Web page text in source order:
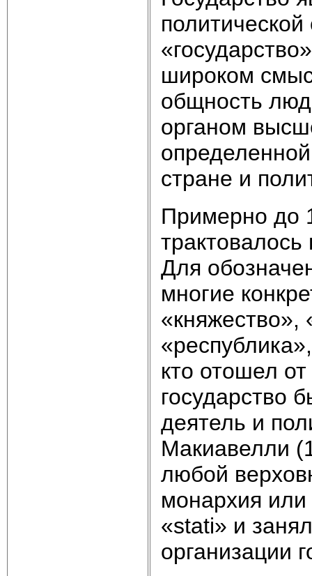
широком
общность
органом
стране и
Примерно до
Для
многие
«княжество»,
кто отошел
государство
деятель и
Макиавелли
любой
монархия
«stati» и
организации